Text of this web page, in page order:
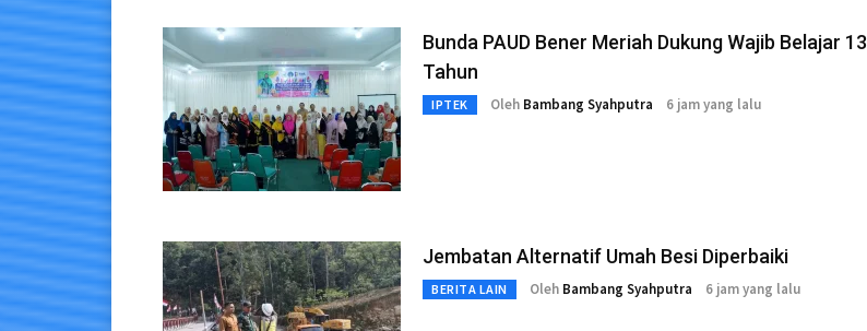
Bunda PAUD Bener Meriah Dukung Wajib Belajar 13
Tahun
IPTEK Oleh Bambang Syahputra 6 jam yang lalu
Jembatan Alternatif Umah Besi Diperbaiki
BERITA LAIN Oleh Bambang Syahputra 6 jam yang lalu